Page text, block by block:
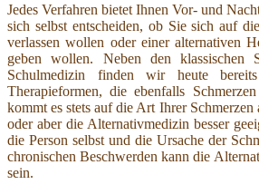
Jedes Verfahren bietet Ihnen Vor- und
sich selbst entscheiden, ob Sie sich auf
verlassen wollen oder einer alternativen
geben wollen. Neben den klassischen
Schulmedizin finden wir heute
Therapieformen, die ebenfalls
kommt es stets auf die Art Ihrer
oder aber die Alternativmedizin besser
die Person selbst und die Ursache der
chronischen Beschwerden kann die
sein.